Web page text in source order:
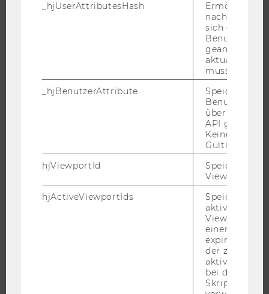
WIRTSCHAFT UND GESELLSCHAFT
_hjUserAttributesHash
Ermöglicht
sich ein
geändert hat
aktualisiert
muss.
_hjBenutzerAttribute
Speichert
über die
API gesendet
Keine
hjViewportId
Speichert
Viewport-
hjActiveViewportIds
Speichert die
aktiven
Viewports.
einen
der zur
aktiver
bei der